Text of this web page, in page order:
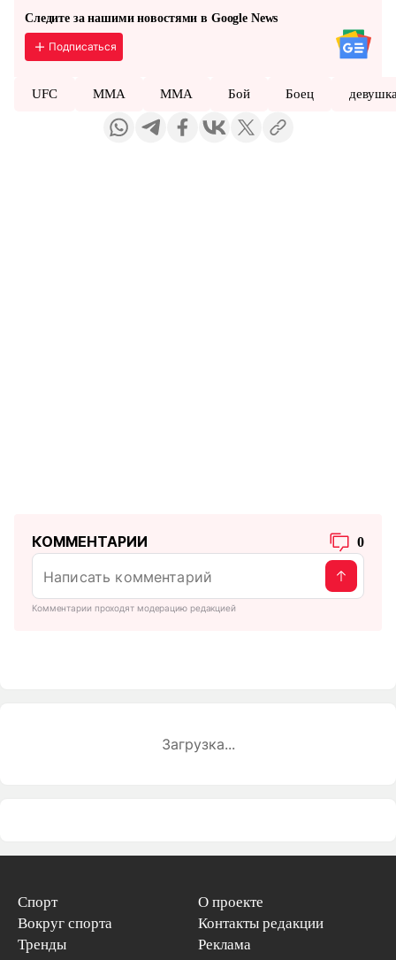
Следите за нашими новостями в Google News
Подписаться
UFC MMA ММА Бой Боец
КОММЕНТАРИИ 0
Комментарии проходят модерацию редакцией
Загрузка...
Спорт
Вокруг спорта
Тренды
О проекте
Контакты редакции
Реклама